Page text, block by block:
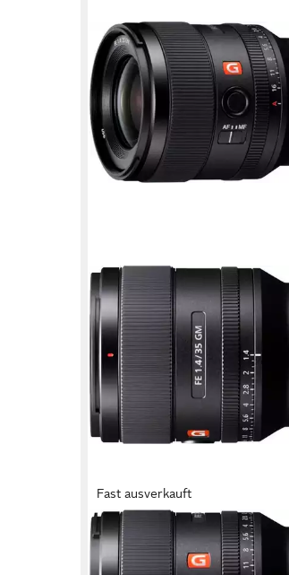
Fast ausverkauft
SONY
SEL35F14GM.SYX Objektiv